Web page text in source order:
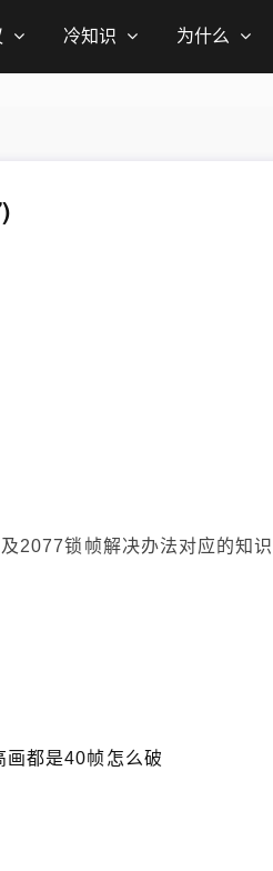
冷知识 为什么
2077锁帧解决办法对应的知识
都是40帧怎么破